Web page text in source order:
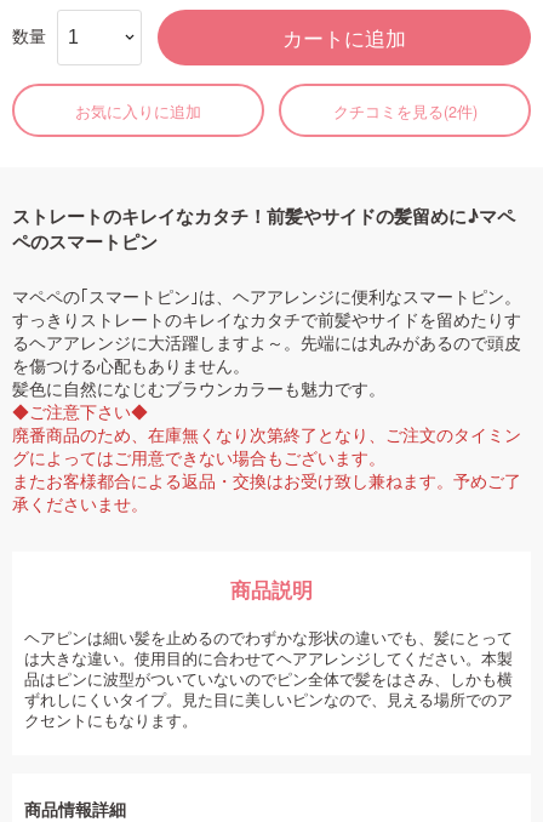
数量 カートに追加
お気に入りに追加 クチコミを見る(2件)
ストレートのキレイなカタチ！前髪やサイドの髪留めに♪マペ
ペのスマートピン
マペペの｢スマートピン｣は、ヘアアレンジに便利なスマートピン。
すっきりストレートのキレイなカタチで前髪やサイドを留めたりす
るヘアアレンジに大活躍しますよ～。先端には丸みがあるので頭皮
を傷つける心配もありません。
髪色に自然になじむブラウンカラーも魅力です。
◆ご注意下さい◆
廃番商品のため、在庫無くなり次第終了となり、ご注文のタイミン
グによってはご用意できない場合もございます。
またお客様都合による返品・交換はお受け致し兼ねます。予めご了
承くださいませ。
商品説明
ヘアピンは細い髪を止めるのでわずかな形状の違いでも、髪にとって
は大きな違い。使用目的に合わせてヘアアレンジしてください。本製
品はピンに波型がついていないのでピン全体で髪をはさみ、しかも横
ずれしにくいタイプ。見た目に美しいピンなので、見える場所でのア
クセントにもなります。
商品情報詳細